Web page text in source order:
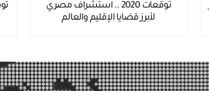
توقعات 2020 .. استشراف مصري
لأبرز قضايا الإقليم والعالم